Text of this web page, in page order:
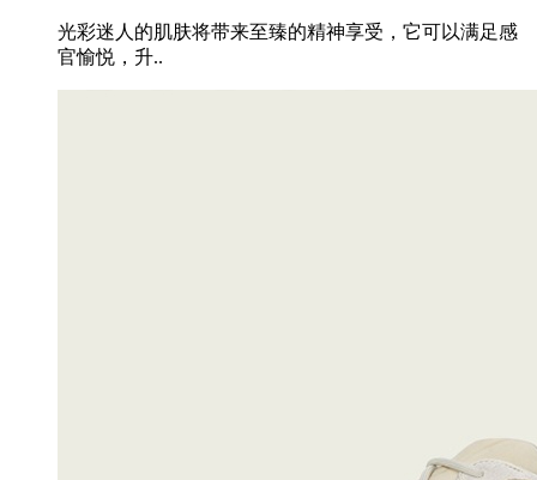
光彩迷人的肌肤将带来至臻的精神享受，它可以满足感
官愉悦，升..